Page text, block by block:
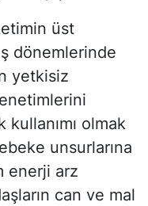
üst
dönemlerinde
yetkisiz
kullanımı olmak
unsurlarına
enerji arz
can ve mal